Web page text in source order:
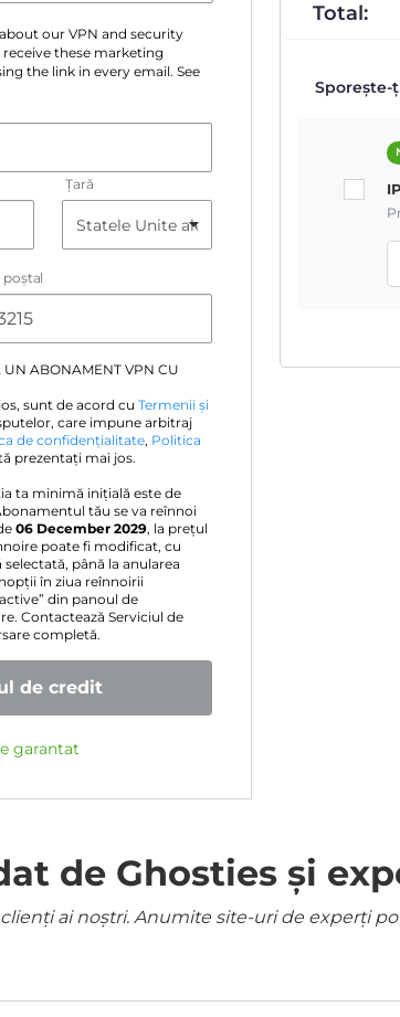
our VPN and security
these marketing
the link in every email. See
Țară
poştal
ABONAMENT VPN CU
sunt de acord cu Termenii și
care impune arbitraj
de confidențialitate, Politica
prezentați mai jos.
ta minimă inițială este de
tău se va reînnoi
06 December 2029, la prețul
poate fi modificat, cu
până la anularea
în ziua reînnoirii
din panoul de
Contactează Serviciul de
completă.
de credit
garantat
Total:
Sporește-
de Ghosties și
ai noștri. Anumite site-uri de experți